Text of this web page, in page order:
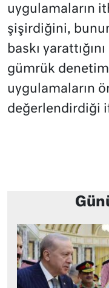
uygulamaların
şişirdiğini,
baskı
gümrük
uygulamaların
değerlendirdiği